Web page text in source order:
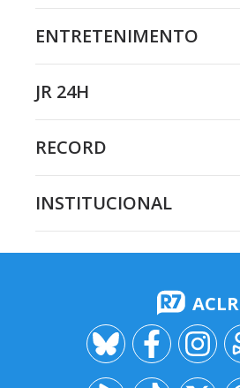
ENTRETENIMENTO
JR 24H
RECORD
INSTITUCIONAL
ACLR